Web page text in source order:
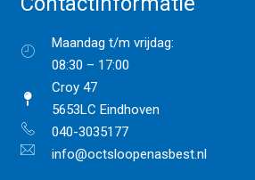
Maandag t/m vrijdag:
08:30 – 17:00
Croy 47
5653LC Eindhoven
040-3035177
info@octsloopenasbest.nl